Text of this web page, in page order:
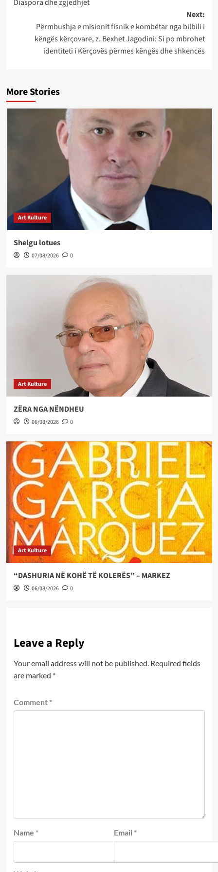
navigation
Diaspora dhe zgjedhjet
Next:
Përmbushja e misionit fisnik e kombëtar nga bilbili i
këngës kërçovare, z. Bexhet Jagodini: Si po mbrohet
identiteti i Kërçovës përmes këngës dhe shkencës
More Stories
Art Kulture
Shelgu lotues
07/08/2026 0
Art Kulture
ZËRA NGA NËNDHEU
06/08/2026 0
Art Kulture
“DASHURIA NË KOHË TË KOLERËS” – MARKEZ
06/08/2026 0
Leave a Reply
Your email address will not be published. Required fields
are marked *
Comment *
Name * Email *